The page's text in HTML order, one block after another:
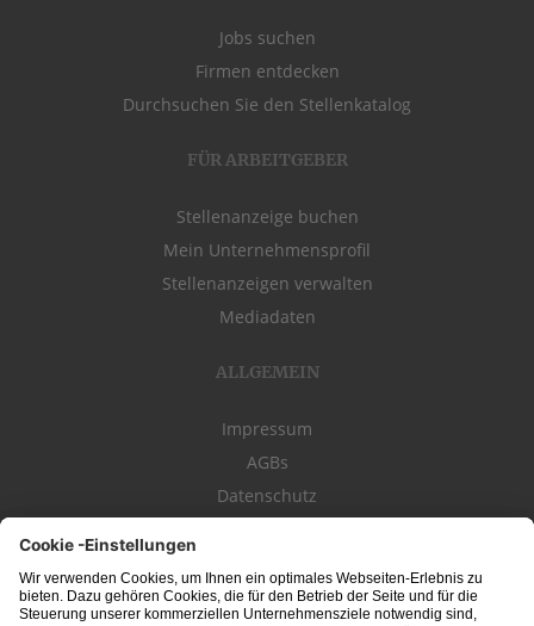
Jobs suchen
Firmen entdecken
Durchsuchen Sie den Stellenkatalog
FÜR ARBEITGEBER
Stellenanzeige buchen
Mein Unternehmensprofil
Stellenanzeigen verwalten
Mediadaten
ALLGEMEIN
Impressum
AGBs
Datenschutz